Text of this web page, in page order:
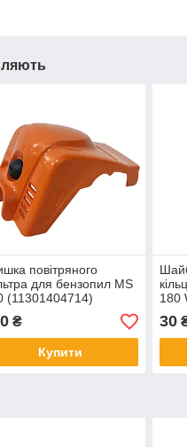
повітряного
для бензопил MS
(11301404714)
₴
Купити
180
30